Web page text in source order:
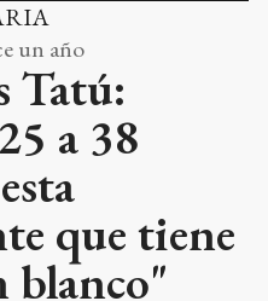
un año
Tatú:
a 38
que tiene
blanco"